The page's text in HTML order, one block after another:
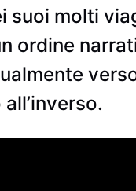
molti
ordine